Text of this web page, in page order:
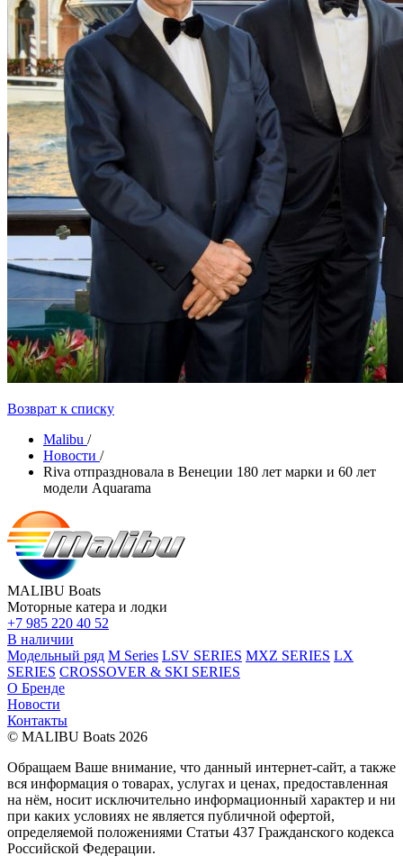
Возврат к списку
Malibu /
Новости /
Riva отпраздновала в Венеции 180 лет марки и 60 лет
модели Aquarama
MALIBU Boats
Моторные катера и лодки
+7 985 220 40 52
В наличии
Модельный ряд M Series LSV SERIES MXZ SERIES LX
SERIES CROSSOVER & SKI SERIES
О Бренде
Новости
Контакты
© MALIBU Boats 2026
Обращаем Ваше внимание, что данный интернет-сайт, а также
вся информация о товарах, услугах и ценах, предоставленная
на нём, носит исключительно информационный характер и ни
при каких условиях не является публичной офертой,
определяемой положениями Статьи 437 Гражданского кодекса
Российской Федерации.